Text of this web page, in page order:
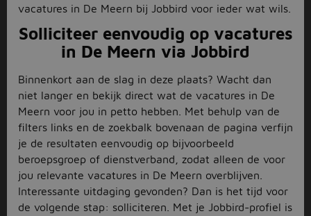
vacatures in De Meern bij Jobbird voor ieder wat wils.
Solliciteer eenvoudig op vacatures
in De Meern via Jobbird
Binnenkort aan de slag in deze plaats? Wacht dan
niet langer en bekijk direct wat de vacatures in De
Meern voor jou in petto hebben. Met behulp van de
filters links en de zoekbalk bovenaan de pagina verfijn
je de resultaten eenvoudig op bijvoorbeeld
beroepsgroep of dienstverband, zodat alleen de voor
jou relevante vacatures in De Meern overblijven.
Interessante uitdaging gevonden? Dan is het tijd voor
de volgende stap: solliciteren. Met je Jobbird-profiel is